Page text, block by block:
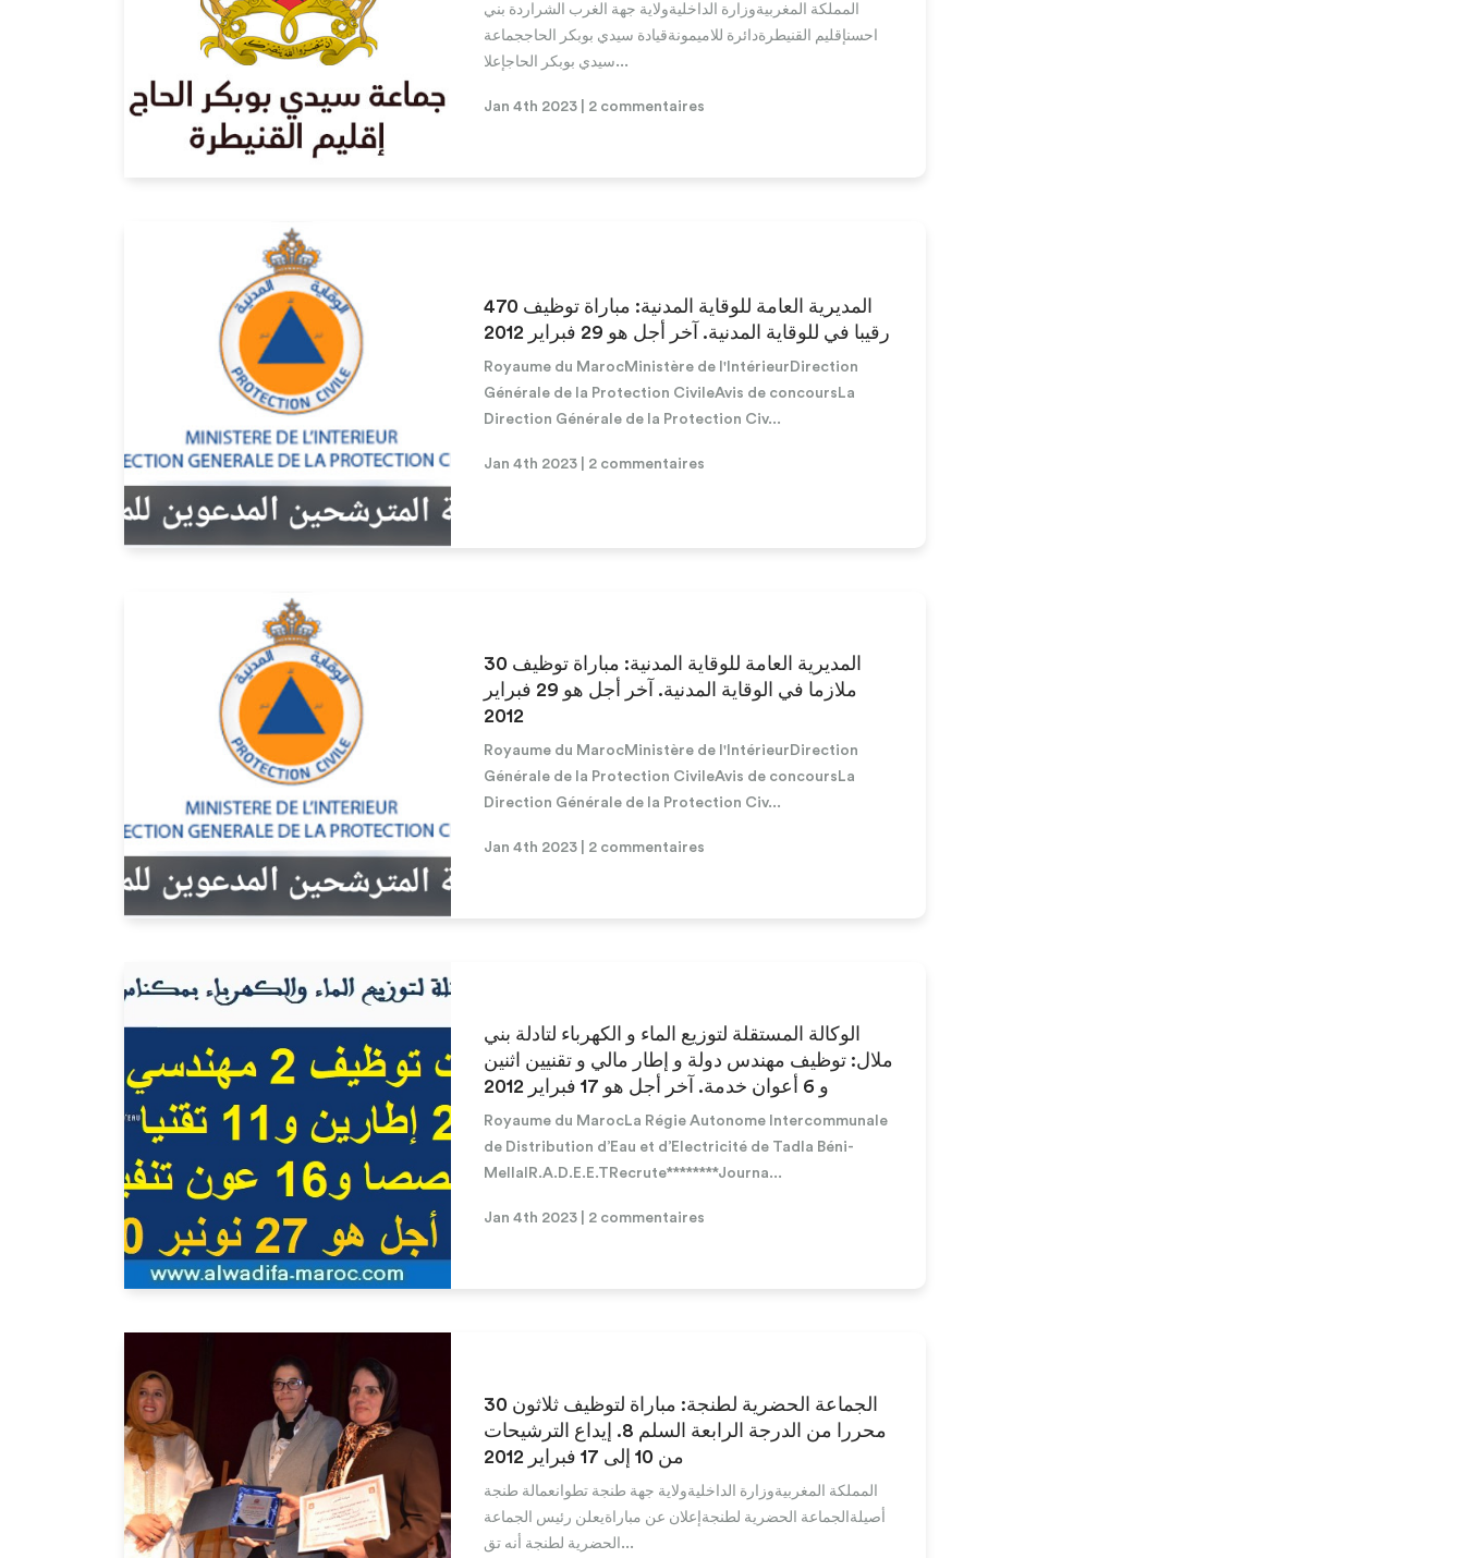
المملكة المغربيةوزارة الداخليةولاية جهة الغرب الشراردة بني
احسنإقليم القنيطرةدائرة للاميمونةقيادة سيدي بوبكر الحاججماعة
سيدي بوبكر الحاجإعلا...
Jan 4th 2023 | 2 commentaires
Lire la suite
المديرية العامة للوقاية المدنية: مباراة توظيف 470
رقيبا في للوقاية المدنية. آخر أجل هو 29 فبراير 2012
Royaume du MarocMinistère de l'IntérieurDirection
Générale de la Protection CivileAvis de concoursLa
Direction Générale de la Protection Civ...
Jan 4th 2023 | 2 commentaires
Lire la suite
المديرية العامة للوقاية المدنية: مباراة توظيف 30
ملازما في الوقاية المدنية. آخر أجل هو 29 فبراير
2012
Royaume du MarocMinistère de l'IntérieurDirection
Générale de la Protection CivileAvis de concoursLa
Direction Générale de la Protection Civ...
Jan 4th 2023 | 2 commentaires
Lire la suite
الوكالة المستقلة لتوزيع الماء و الكهرباء لتادلة بني
ملال: توظيف مهندس دولة و إطار مالي و تقنيين اثنين
و 6 أعوان خدمة. آخر أجل هو 17 فبراير 2012
Royaume du MarocLa Régie Autonome Intercommunale
de Distribution d’Eau et d’Electricité de Tadla Béni-
MellalR.A.D.E.E.TRecrute********Journa...
Jan 4th 2023 | 2 commentaires
الجماعة الحضرية لطنجة: مباراة لتوظيف ثلاثون 30
محررا من الدرجة الرابعة السلم 8. إيداع الترشيحات
من 10 إلى 17 فبراير 2012
المملكة المغربيةوزارة الداخليةولاية جهة طنجة تطوانعمالة طنجة
أصيلةالجماعة الحضرية لطنجةإعلان عن مباراةيعلن رئيس الجماعة
الحضرية لطنجة أنه تق...